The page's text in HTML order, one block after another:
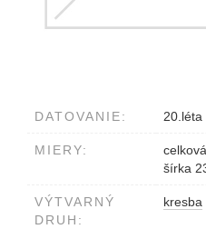
DATOVANIE: 20.léta
MIERY:
šírka
VÝTVARNÝ
DRUH:
kresba